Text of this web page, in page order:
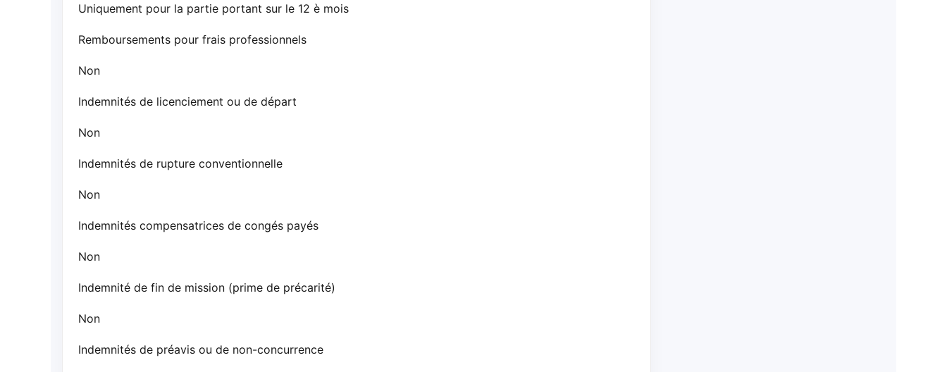
Uniquement pour la partie portant sur le 12 è mois
Remboursements pour frais professionnels
Non
Indemnités de licenciement ou de départ
Non
Indemnités de rupture conventionnelle
Non
Indemnités compensatrices de congés payés
Non
Indemnité de fin de mission (prime de précarité)
Non
Indemnités de préavis ou de non-concurrence